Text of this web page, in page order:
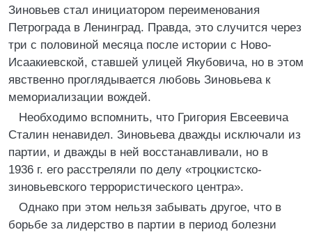
Зиновьев стал инициатором переименования
Петрограда в Ленинград. Правда, это случится через
три с половиной месяца после истории с Ново-
Исаакиевской, ставшей улицей Якубовича, но в этом
явственно проглядывается любовь Зиновьева к
мемориализации вождей.
Необходимо вспомнить, что Григория Евсеевича
Сталин ненавидел. Зиновьева дважды исключали из
партии, и дважды в ней восстанавливали, но в
1936 г. его расстреляли по делу «троцкистско-
зиновьевского террористического центра».
Однако при этом нельзя забывать другое, что в
борьбе за лидерство в партии в период болезни